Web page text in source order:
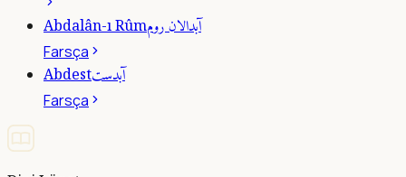
Abdalân-ı Rûmآبدالان روم
Farsça
Abdestآبدست
Farsça